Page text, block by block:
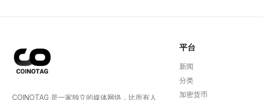
COINOTAG 是一家独立的媒体网络，比所有人
平台
新闻
分类
加密货币